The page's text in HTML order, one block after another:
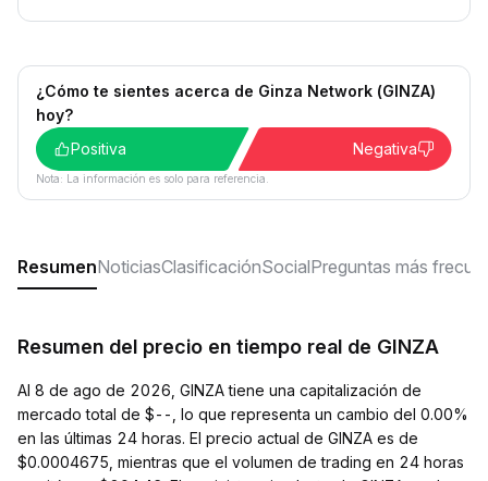
¿Cómo te sientes acerca de Ginza Network (GINZA)
hoy?
Positiva
Negativa
Nota: La información es solo para referencia.
ResumenNoticiasClasificaciónSocialPreguntas más
Resumen del precio en tiempo real de GINZA
Al 8 de ago de 2026, GINZA tiene una capitalización de
mercado total de $--, lo que representa un cambio del 0.00%
en las últimas 24 horas. El precio actual de GINZA es de
$0.0004675, mientras que el volumen de trading en 24 horas